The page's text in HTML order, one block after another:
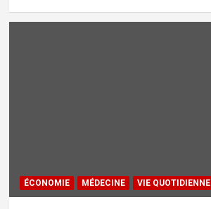
ÉCONOMIE MÉDECINE VIE QUOTIDIENNE